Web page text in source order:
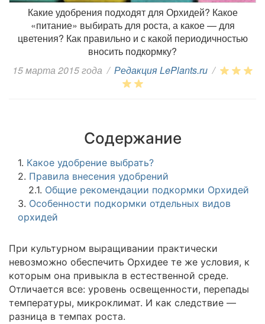
Какие удобрения подходят для Орхидей? Какое
«питание» выбирать для роста, а какое — для
цветения? Как правильно и с какой периодичностью
вносить подкормку?
15 марта 2015 года / Редакция LePlants.ru /
Содержание
1. Какое удобрение выбрать?
2. Правила внесения удобрений
2.1. Общие рекомендации подкормки Орхидей
3. Особенности подкормки отдельных видов
орхидей
При культурном выращивании практически
невозможно обеспечить Орхидее те же условия, к
которым она привыкла в естественной среде.
Отличается все: уровень освещенности, перепады
температуры, микроклимат. И как следствие —
разница в темпах роста.